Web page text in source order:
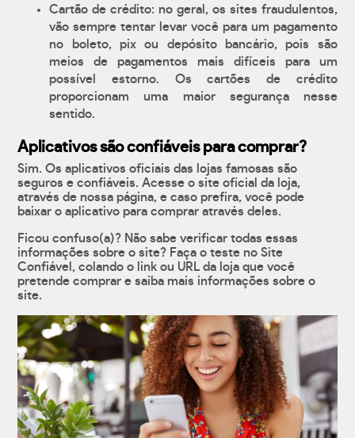
Cartão de crédito: no geral, os sites fraudulentos,
vão sempre tentar levar você para um pagamento
no boleto, pix ou depósito bancário, pois são
meios de pagamentos mais difíceis para um
possível estorno. Os cartões de crédito
proporcionam uma maior segurança nesse
sentido.
Aplicativos são confiáveis para comprar?
Sim. Os aplicativos oficiais das lojas famosas são
seguros e confiáveis. Acesse o site oficial da loja,
através de nossa página, e caso prefira, você pode
baixar o aplicativo para comprar através deles.
Ficou confuso(a)? Não sabe verificar todas essas
informações sobre o site? Faça o teste no Site
Confiável, colando o link ou URL da loja que você
pretende comprar e saiba mais informações sobre o
site.